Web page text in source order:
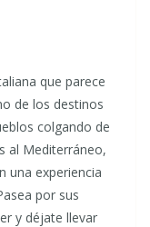
que parece
de los destinos
colgando de
al Mediterráneo,
una experiencia
por sus
y déjate llevar